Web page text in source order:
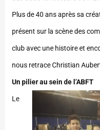
Plus de 40 ans après sa
présent sur la scène des
club avec une histoire et
nous retrace Christian
Un pilier au sein de l’ABFT
Le